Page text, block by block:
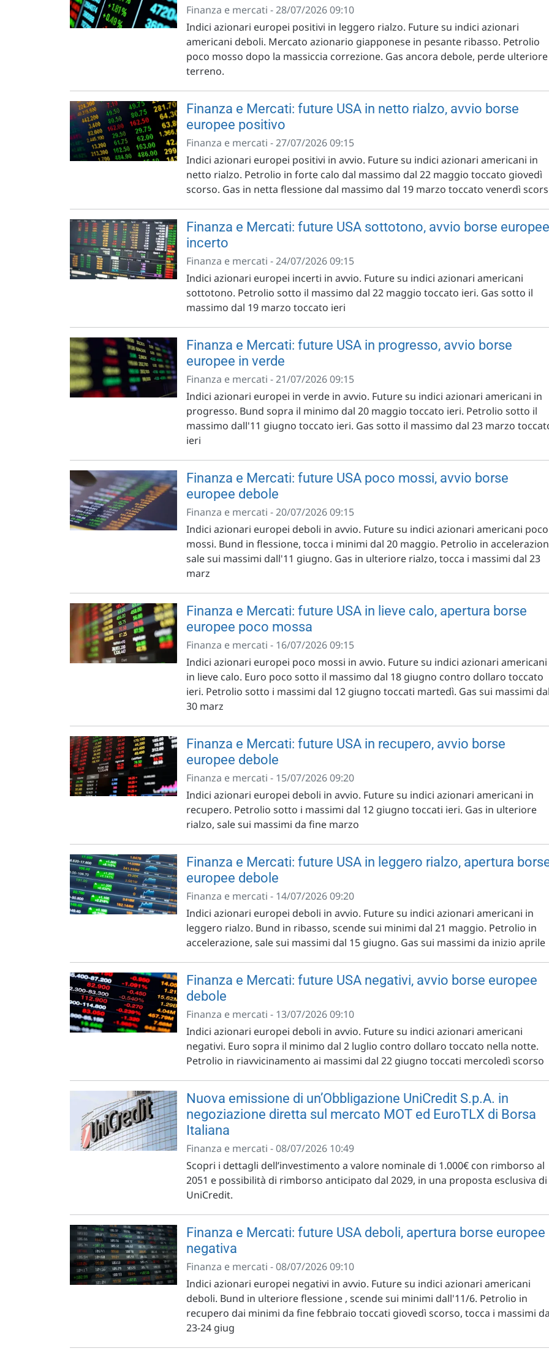
Finanza e mercati - 28/07/2026 09:10
Indici azionari europei positivi in leggero rialzo. Future su indici azionari
americani deboli. Mercato azionario giapponese in pesante ribasso. Petrolio
poco mosso dopo la massiccia correzione. Gas ancora debole, perde ulteriore
terreno.
Finanza e Mercati: future USA in netto rialzo, avvio borse
europee positivo
Finanza e mercati - 27/07/2026 09:15
Indici azionari europei positivi in avvio. Future su indici azionari americani in
netto rialzo. Petrolio in forte calo dal massimo dal 22 maggio toccato giovedì
scorso. Gas in netta flessione dal massimo dal 19 marzo toccato venerdì
Finanza e Mercati: future USA sottotono, avvio borse europee
incerto
Finanza e mercati - 24/07/2026 09:15
Indici azionari europei incerti in avvio. Future su indici azionari americani
sottotono. Petrolio sotto il massimo dal 22 maggio toccato ieri. Gas sotto il
massimo dal 19 marzo toccato ieri
Finanza e Mercati: future USA in progresso, avvio borse
europee in verde
Finanza e mercati - 21/07/2026 09:15
Indici azionari europei in verde in avvio. Future su indici azionari americani in
progresso. Bund sopra il minimo dal 20 maggio toccato ieri. Petrolio sotto il
massimo dall'11 giugno toccato ieri. Gas sotto il massimo dal 23 marzo
ieri
Finanza e Mercati: future USA poco mossi, avvio borse
europee debole
Finanza e mercati - 20/07/2026 09:15
Indici azionari europei deboli in avvio. Future su indici azionari americani poco
mossi. Bund in flessione, tocca i minimi dal 20 maggio. Petrolio in
sale sui massimi dall'11 giugno. Gas in ulteriore rialzo, tocca i massimi dal 23
marz
Finanza e Mercati: future USA in lieve calo, apertura borse
europee poco mossa
Finanza e mercati - 16/07/2026 09:15
Indici azionari europei poco mossi in avvio. Future su indici azionari americani
in lieve calo. Euro poco sotto il massimo dal 18 giugno contro dollaro toccato
ieri. Petrolio sotto i massimi dal 12 giugno toccati martedì. Gas sui massimi
30 marz
Finanza e Mercati: future USA in recupero, avvio borse
europee debole
Finanza e mercati - 15/07/2026 09:20
Indici azionari europei deboli in avvio. Future su indici azionari americani in
recupero. Petrolio sotto i massimi dal 12 giugno toccati ieri. Gas in ulteriore
rialzo, sale sui massimi da fine marzo
Finanza e Mercati: future USA in leggero rialzo, apertura
europee debole
Finanza e mercati - 14/07/2026 09:20
Indici azionari europei deboli in avvio. Future su indici azionari americani in
leggero rialzo. Bund in ribasso, scende sui minimi dal 21 maggio. Petrolio in
accelerazione, sale sui massimi dal 15 giugno. Gas sui massimi da inizio aprile
Finanza e Mercati: future USA negativi, avvio borse europee
debole
Finanza e mercati - 13/07/2026 09:10
Indici azionari europei deboli in avvio. Future su indici azionari americani
negativi. Euro sopra il minimo dal 2 luglio contro dollaro toccato nella notte.
Petrolio in riavvicinamento ai massimi dal 22 giugno toccati mercoledì scorso
Nuova emissione di un’Obbligazione UniCredit S.p.A. in
negoziazione diretta sul mercato MOT ed EuroTLX di Borsa
Italiana
Finanza e mercati - 08/07/2026 10:49
Scopri i dettagli dell’investimento a valore nominale di 1.000€ con rimborso al
2051 e possibilità di rimborso anticipato dal 2029, in una proposta esclusiva di
UniCredit.
Finanza e Mercati: future USA deboli, apertura borse europee
negativa
Finanza e mercati - 08/07/2026 09:10
Indici azionari europei negativi in avvio. Future su indici azionari americani
deboli. Bund in ulteriore flessione , scende sui minimi dall'11/6. Petrolio in
recupero dai minimi da fine febbraio toccati giovedì scorso, tocca i massimi
23-24 giug